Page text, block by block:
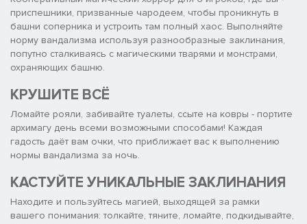
приспешники, призванные чародеем, чтобы проникнуть в
башни соперника и устроить там полный хаос. Выполняйте
норму вандализма используя разнообразные заклинания,
попутно сталкиваясь с магическими тварями и монстрами,
охраняющих башню.
КРУШИТЕ ВСЁ
Ломайте рояли, забивайте туалеты, ссыте на ковры - портите
архимагу день всеми возможными способами! Каждая
гадость даёт вам очки, что приближает вас к выполнению
нормы вандализма за ночь.
КАСТУЙТЕ УНИКАЛЬНЫЕ ЗАКЛИНАНИЯ
Находите и пользуйтесь магией, выходящей за рамки
вашего понимания: толкайте, тяните, ломайте, подкидывайте,